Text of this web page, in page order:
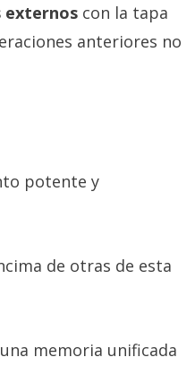
externos con la tapa
anteriores no
potente y
de otras de esta
memoria unificada